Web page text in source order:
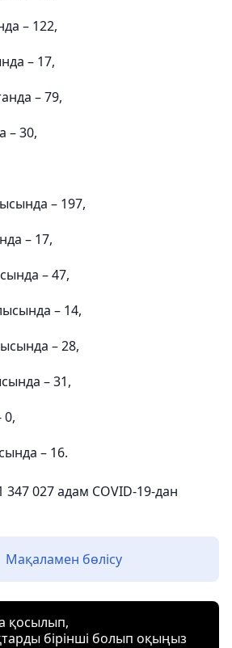
– 122,
– 17,
– 79,
– 30,
– 197,
– 17,
– 47,
– 14,
– 28,
– 31,
– 16.
347 027 адам COVID-19-дан
Мақаламен бөлісу
қосылып,
бірінші болып оқыңыз